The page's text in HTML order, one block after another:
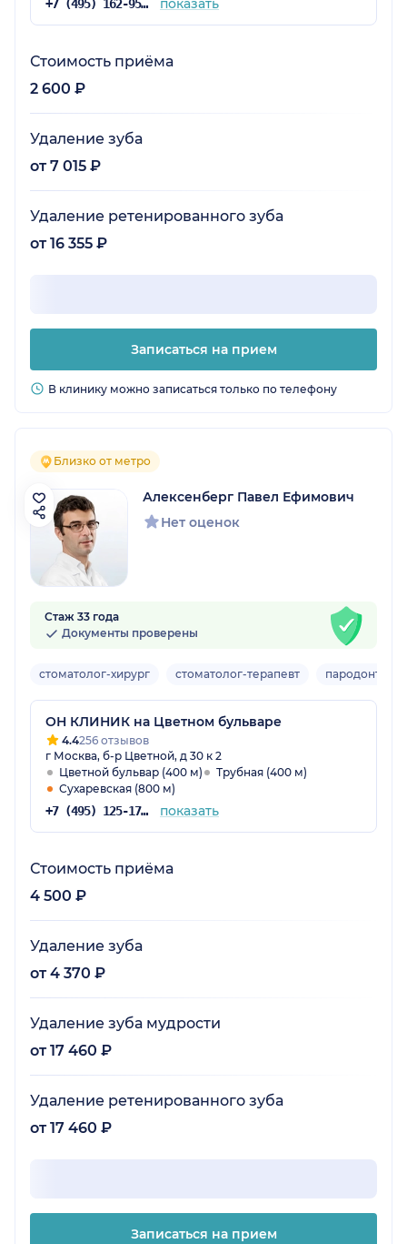
+7 (495) 162-95-13 показать
Стоимость приёма
2 600 ₽
Удаление зуба
от 7 015 ₽
Удаление ретенированного зуба
от 16 355 ₽
Записаться на прием
В клинику можно записаться только по телефону
Близко от метро
Алексенберг Павел Ефимович
Нет оценок
Стаж 33 года
Документы проверены
стоматолог-хирург стоматолог-терапевт пародонтолог
ОН КЛИНИК на Цветном бульваре
4.4256 отзывов
г Москва, б-р Цветной, д 30 к 2
Цветной бульвар (400 м)
Трубная (400 м)
Сухаревская (800 м)
+7 (495) 125-17-00 показать
Стоимость приёма
4 500 ₽
Удаление зуба
от 4 370 ₽
Удаление зуба мудрости
от 17 460 ₽
Удаление ретенированного зуба
от 17 460 ₽
Записаться на прием